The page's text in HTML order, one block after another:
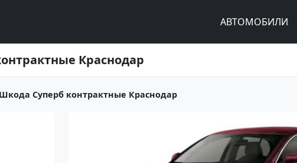
АВТОМОБИЛИ
Краснодар
Суперб контрактные Краснодар